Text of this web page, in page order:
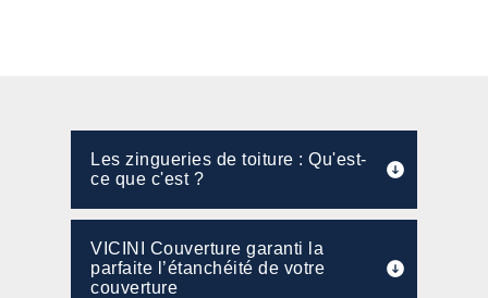
Les zingueries de toiture : Qu'est-
ce que c'est ?
VICINI Couverture garanti la
parfaite l’étanchéité de votre
couverture